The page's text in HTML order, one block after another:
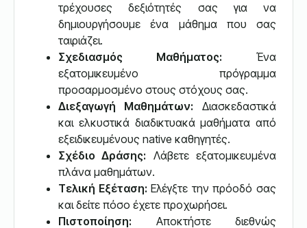
τρέχουσες δεξιότητές σας για να
δημιουργήσουμε ένα μάθημα που σας
ταιριάζει.
Σχεδιασμός Μαθήματος: Ένα
εξατομικευμένο πρόγραμμα
προσαρμοσμένο στους στόχους σας.
Διεξαγωγή Μαθημάτων: Διασκεδαστικά
και ελκυστικά διαδικτυακά μαθήματα από
εξειδικευμένους native καθηγητές.
Σχέδιο Δράσης: Λάβετε εξατομικευμένα
πλάνα μαθημάτων.
Τελική Εξέταση: Ελέγξτε την πρόοδό σας
και δείτε πόσο έχετε προχωρήσει.
Πιστοποίηση: Αποκτήστε διεθνώς